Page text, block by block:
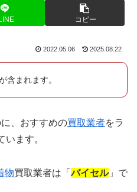
コピー
2022.05.06 2025.08.22
含まれます。
、おすすめの買取業者をラ
ます。
物買取業者は「バイセル」で